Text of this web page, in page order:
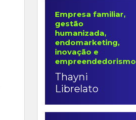
Empresa familiar,
gestão
humanizada,
endomarketing,
inovação e
empreendedorismo
Thayni
Librelato